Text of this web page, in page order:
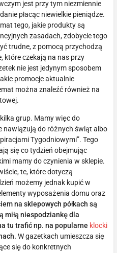
jest przy tym niezmiennie
płacąc niewielkie pieniądze.
tego, jakie produkty są
zasadach, zdobycie tego
trudne, z pomocą przychodzą
które czekają na nas przy
nie jest jedynym sposobem
promocje aktualnie
można znaleźć również na
grup. Mamy więc do
nawiązują do różnych świąt albo
Tygodniowymi”. Tego
się co tydzień obejmując
mamy do czynienia w sklepie.
te, które dotyczą
możemy jednak kupić w
wyposażenia domu oraz
na sklepowych półkach są
miłą niespodziankę dla
tu trafić np. na popularne klocki
W gazetkach umieszcza się
się do konkretnych